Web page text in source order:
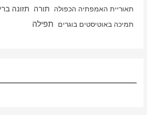
תאוריית האמפתיה הכפולה תורה תזונה
תמיכה באוטיסטים בוגרים תפילה